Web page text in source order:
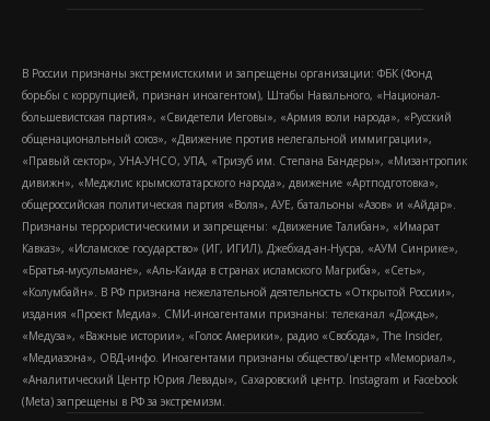
В России признаны экстремистскими и запрещены организации: ФБК (Фонд
борьбы с коррупцией, признан иноагентом), Штабы Навального, «Национал-
большевистская партия», «Свидетели Иеговы», «Армия воли народа», «Русский
общенациональный союз», «Движение против нелегальной иммиграции»,
«Правый сектор», УНА-УНСО, УПА, «Тризуб им. Степана Бандеры», «Мизантропик
дивижн», «Меджлис крымскотатарского народа», движение «Артподготовка»,
общероссийская политическая партия «Воля», АУЕ, батальоны «Азов» и «Айдар».
Признаны террористическими и запрещены: «Движение Талибан», «Имарат
Кавказ», «Исламское государство» (ИГ, ИГИЛ), Джебхад-ан-Нусра, «АУМ Синрике»,
«Братья-мусульмане», «Аль-Каида в странах исламского Магриба», «Сеть»,
«Колумбайн». В РФ признана нежелательной деятельность «Открытой России»,
издания «Проект Медиа». СМИ-иноагентами признаны: телеканал «Дождь»,
«Медуза», «Важные истории», «Голос Америки», радио «Свобода», The Insider,
«Медиазона», ОВД-инфо. Иноагентами признаны общество/центр «Мемориал»,
«Аналитический Центр Юрия Левады», Сахаровский центр. Instagram и Facebook
(Metа) запрещены в РФ за экстремизм.